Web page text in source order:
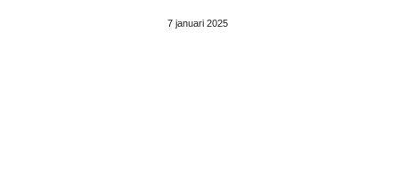
7 januari 2025